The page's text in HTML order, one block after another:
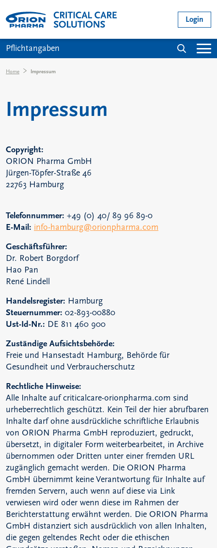
User
Login
Main navigation
Pflichtangaben Suche
Pfadnavigation
Home Impressum
Impressum
Copyright:
ORION Pharma GmbH
Jürgen-Töpfer-Straße 46
22763 Hamburg
Telefonnummer: +49 (0) 40/ 89 96 89-0
E-Mail: info-hamburg@orionpharma.com
Geschäftsführer:
Dr. Robert Borgdorf
Hao Pan
René Lindell
Handelsregister: Hamburg
Steuernummer: 02-893-00880
Ust-Id-Nr.: DE 811 460 900
Zuständige Aufsichtsbehörde:
Freie und Hansestadt Hamburg, Behörde für
Gesundheit und Verbraucherschutz
Rechtliche Hinweise:
Alle Inhalte auf criticalcare-orionpharma.com sind
urheberrechtlich geschützt. Kein Teil der hier abrufbaren
Inhalte darf ohne ausdrückliche schriftliche Erlaubnis
von ORION Pharma GmbH reproduziert, gedruckt,
übersetzt, in digitaler Form weiterbearbeitet, in Archive
übernommen oder Dritten unter einer fremden URL
zugänglich gemacht werden. Die ORION Pharma
GmbH übernimmt keine Verantwortung für Inhalte auf
fremden Servern, auch wenn auf diese via Link
verwiesen wird oder wenn diese im Rahmen der
Berichterstattung erwähnt werden. Die ORION Pharma
GmbH distanziert sich ausdrücklich von allen Inhalten,
die gegen geltendes Recht oder die ethischen